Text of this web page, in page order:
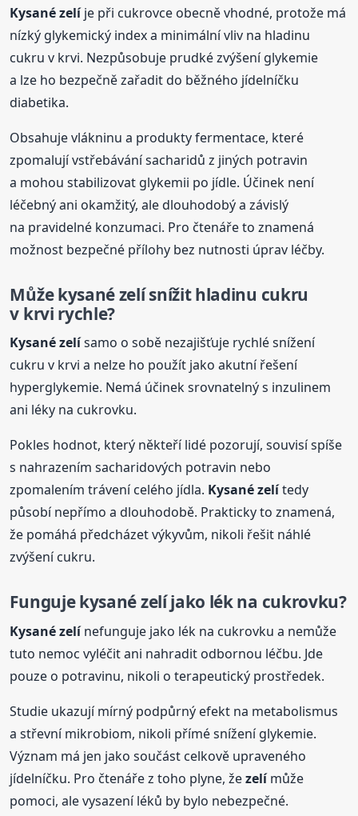
Kysané zelíje při cukrovce obecně vhodné, protože má
nízký glykemický index a minimální vliv na hladinu
cukru v krvi. Nezpůsobuje prudké zvýšení glykemie
a lze ho bezpečně zařadit do běžného jídelníčku
diabetika.
Obsahuje vlákninu a produkty fermentace, které
zpomalují vstřebávání sacharidů z jiných potravin
a mohou stabilizovat glykemii po jídle. Účinek není
léčebný ani okamžitý, ale dlouhodobý a závislý
na pravidelné konzumaci. Pro čtenáře to znamená
možnost bezpečné přílohy bez nutnosti úprav léčby.
Můžekysanézelísnížit hladinu cukru
v krvi rychle?
Kysané zelísamo o sobě nezajišťuje rychlé snížení
cukru v krvi a nelze ho použít jako akutní řešení
hyperglykemie. Nemá účinek srovnatelný s inzulinem
ani léky na cukrovku.
Pokles hodnot, který někteří lidé pozorují, souvisí spíše
s nahrazením sacharidových potravin nebo
zpomalením trávení celého jídla. Kysané zelítedy
působí nepřímo a dlouhodobě. Prakticky to znamená,
že pomáhá předcházet výkyvům, nikoli řešit náhlé
zvýšení cukru.
Fungujekysanézelíjako lék na cukrovku?
Kysané zelínefunguje jako lék na cukrovku a nemůže
tuto nemoc vyléčit ani nahradit odbornou léčbu. Jde
pouze o potravinu, nikoli o terapeutický prostředek.
Studie ukazují mírný podpůrný efekt na metabolismus
a střevní mikrobiom, nikoli přímé snížení glykemie.
Význam má jen jako součást celkově upraveného
jídelníčku. Pro čtenáře z toho plyne, žezelímůže
pomoci, ale vysazení léků by bylo nebezpečné.